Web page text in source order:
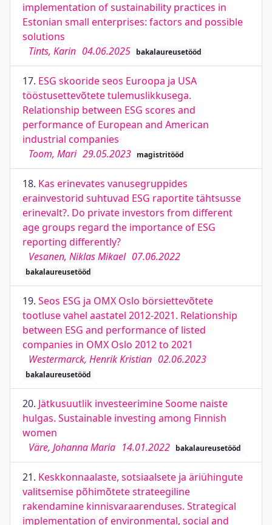
implementation of sustainability practices in
Estonian small enterprises: factors and possible
solutions
Tints, Karin 04.06.2025 bakalaureusetööd
17. ESG skooride seos Euroopa ja USA
tööstusettevõtete tulemuslikkusega.
Relationship between ESG scores and
performance of European and American
industrial companies
Toom, Mari 29.05.2023 magistritööd
18. Kas erinevates vanusegruppides
erainvestorid suhtuvad ESG raportite tähtsusse
erinevalt?. Do private investors from different
age groups regard the importance of ESG
reporting differently?
Vesanen, Niklas Mikael 07.06.2022
bakalaureusetööd
19. Seos ESG ja OMX Oslo börsiettevõtete
tootluse vahel aastatel 2012-2021. Relationship
between ESG and performance of listed
companies in OMX Oslo 2012 to 2021
Westermarck, Henrik Kristian 02.06.2023
bakalaureusetööd
20. Jätkusuutlik investeerimine Soome naiste
hulgas. Sustainable investing among Finnish
women
Väre, Johanna Maria 14.01.2022 bakalaureusetööd
21. Keskkonnaalaste, sotsiaalsete ja äriühingute
valitsemise põhimõtete strateegiline
rakendamine kinnisvaraarenduses. Strategical
implementation of environmental, social and